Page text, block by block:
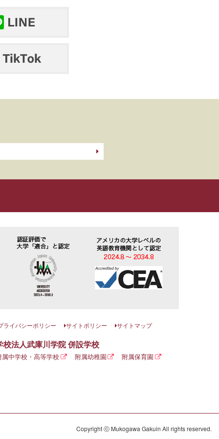
ライバシーポリシー サイトポリシー サイトマップ
校法人武庫川学院 併設学校
属中学校・高等学校 附属幼稚園 附属保育園
Copyright ⓒ Mukogawa Gakuin All rights reserved.